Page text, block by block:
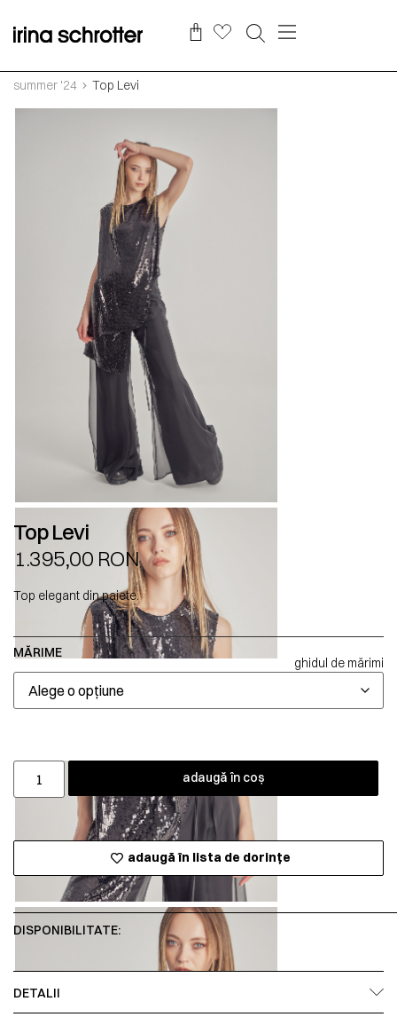
summer '24 Top Levi
Top Levi
1.395,00 RON
Top elegant din paiete.
MĂRIME
ghidul de mărimi
adaugă în coș
adaugă în lista de dorințe
DISPONIBILITATE:
DETALII